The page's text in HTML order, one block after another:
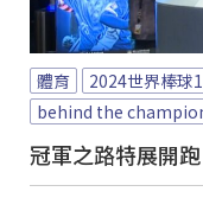
體育
2024世界棒球
behind the
冠軍之路特展開